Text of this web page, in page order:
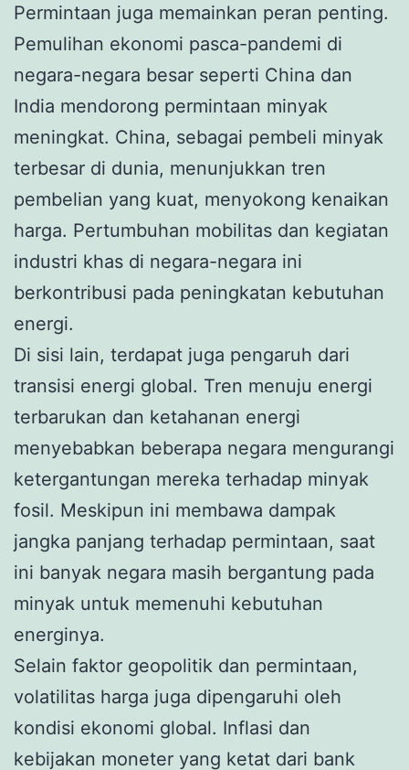
Permintaan juga memainkan peran penting.
Pemulihan ekonomi pasca-pandemi di
negara-negara besar seperti China dan
India mendorong permintaan minyak
meningkat. China, sebagai pembeli minyak
terbesar di dunia, menunjukkan tren
pembelian yang kuat, menyokong kenaikan
harga. Pertumbuhan mobilitas dan kegiatan
industri khas di negara-negara ini
berkontribusi pada peningkatan kebutuhan
energi.
Di sisi lain, terdapat juga pengaruh dari
transisi energi global. Tren menuju energi
terbarukan dan ketahanan energi
menyebabkan beberapa negara mengurangi
ketergantungan mereka terhadap minyak
fosil. Meskipun ini membawa dampak
jangka panjang terhadap permintaan, saat
ini banyak negara masih bergantung pada
minyak untuk memenuhi kebutuhan
energinya.
Selain faktor geopolitik dan permintaan,
volatilitas harga juga dipengaruhi oleh
kondisi ekonomi global. Inflasi dan
kebijakan moneter yang ketat dari bank